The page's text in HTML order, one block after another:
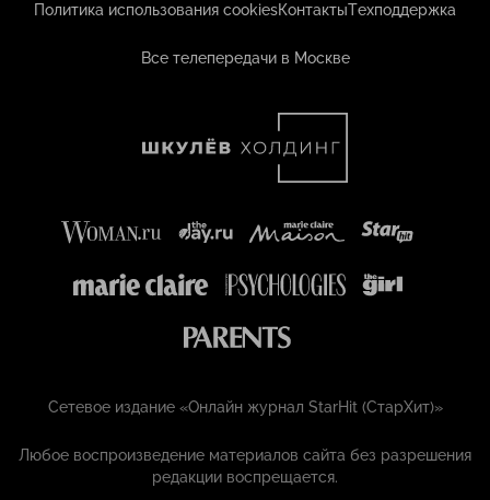
Политика использования cookiesКонтактыТехподдержка
Все телепередачи в Москве
Сетевое издание «Онлайн журнал StarHit (СтарХит)»
Любое воспроизведение материалов сайта без разрешения
редакции воспрещается.